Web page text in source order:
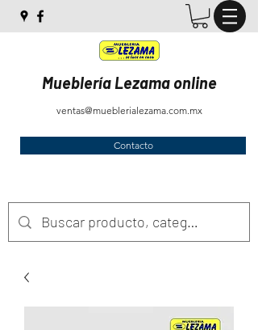
Mueblería Lezama online
ventas@mueblerialezama.com.mx
Contacto